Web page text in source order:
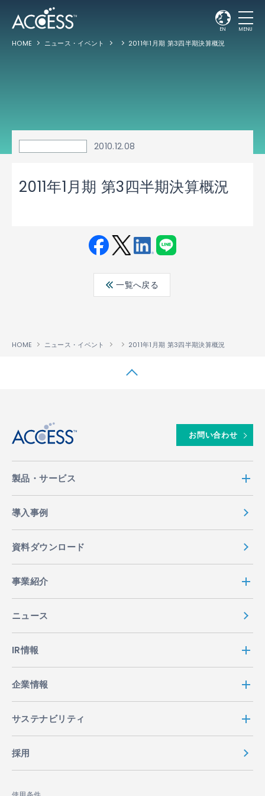
EN MENU
HOME ニュース・イベント 2011年1月期 第3四半期決算概況
2010.12.08
2011年1月期 第3四半期決算概況
ebo ter
edin
一覧へ戻る
HOME ニュース・イベント 2011年1月期 第3四半期決算概況
お問い合わせ
製品・サービス
導入事例
資料ダウンロード
事業紹介
ニュース
IR情報
企業情報
サステナビリティ
採用